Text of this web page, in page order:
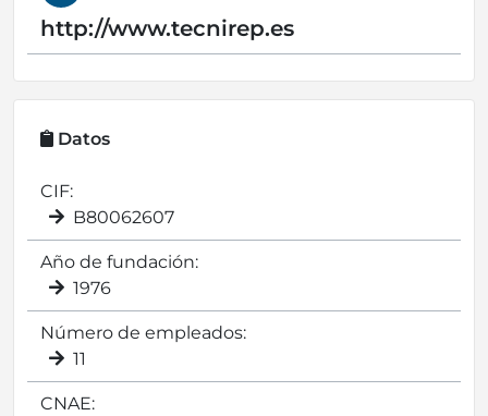
http://www.tecnirep.es
Datos
CIF:
B80062607
Año de fundación:
1976
Número de empleados:
11
CNAE: